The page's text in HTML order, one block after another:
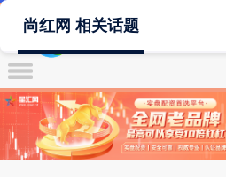
尚红网 相关话题